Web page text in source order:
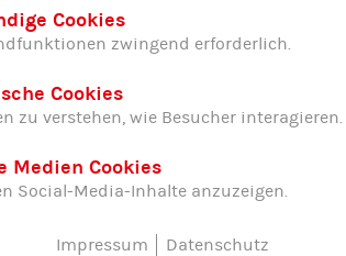
Cookies
zwingend erforderlich.
Cookies
zu verstehen, wie Besucher interagieren.
Medien Cookies
Social-Media-Inhalte anzuzeigen.
Impressum Datenschutz